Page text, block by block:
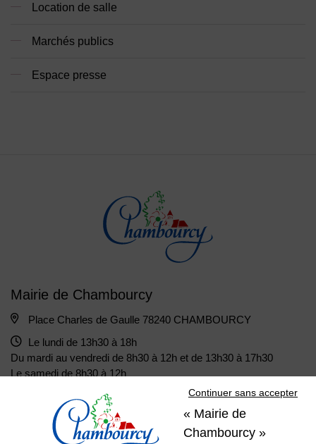
Location de salle
Marchés publics
Espace presse
Mairie de Chambourcy
Place Charles de Gaulle 78240 CHAMBOURCY
Le lundi de 13h30 à 18h
Du mardi au vendredi de 8h30 à 12h et de 13h30 à 17h30
Le samedi de 8h30 à 12h
01 39 22 31 31 Nous contacter
Continuer sans accepter
« Mairie de
Chambourcy »